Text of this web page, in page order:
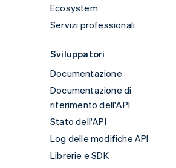
Ecosystem
Servizi professionali
Sviluppatori
Documentazione
Documentazione di
riferimento dell'API
Stato dell'API
Log delle modifiche API
Librerie e SDK